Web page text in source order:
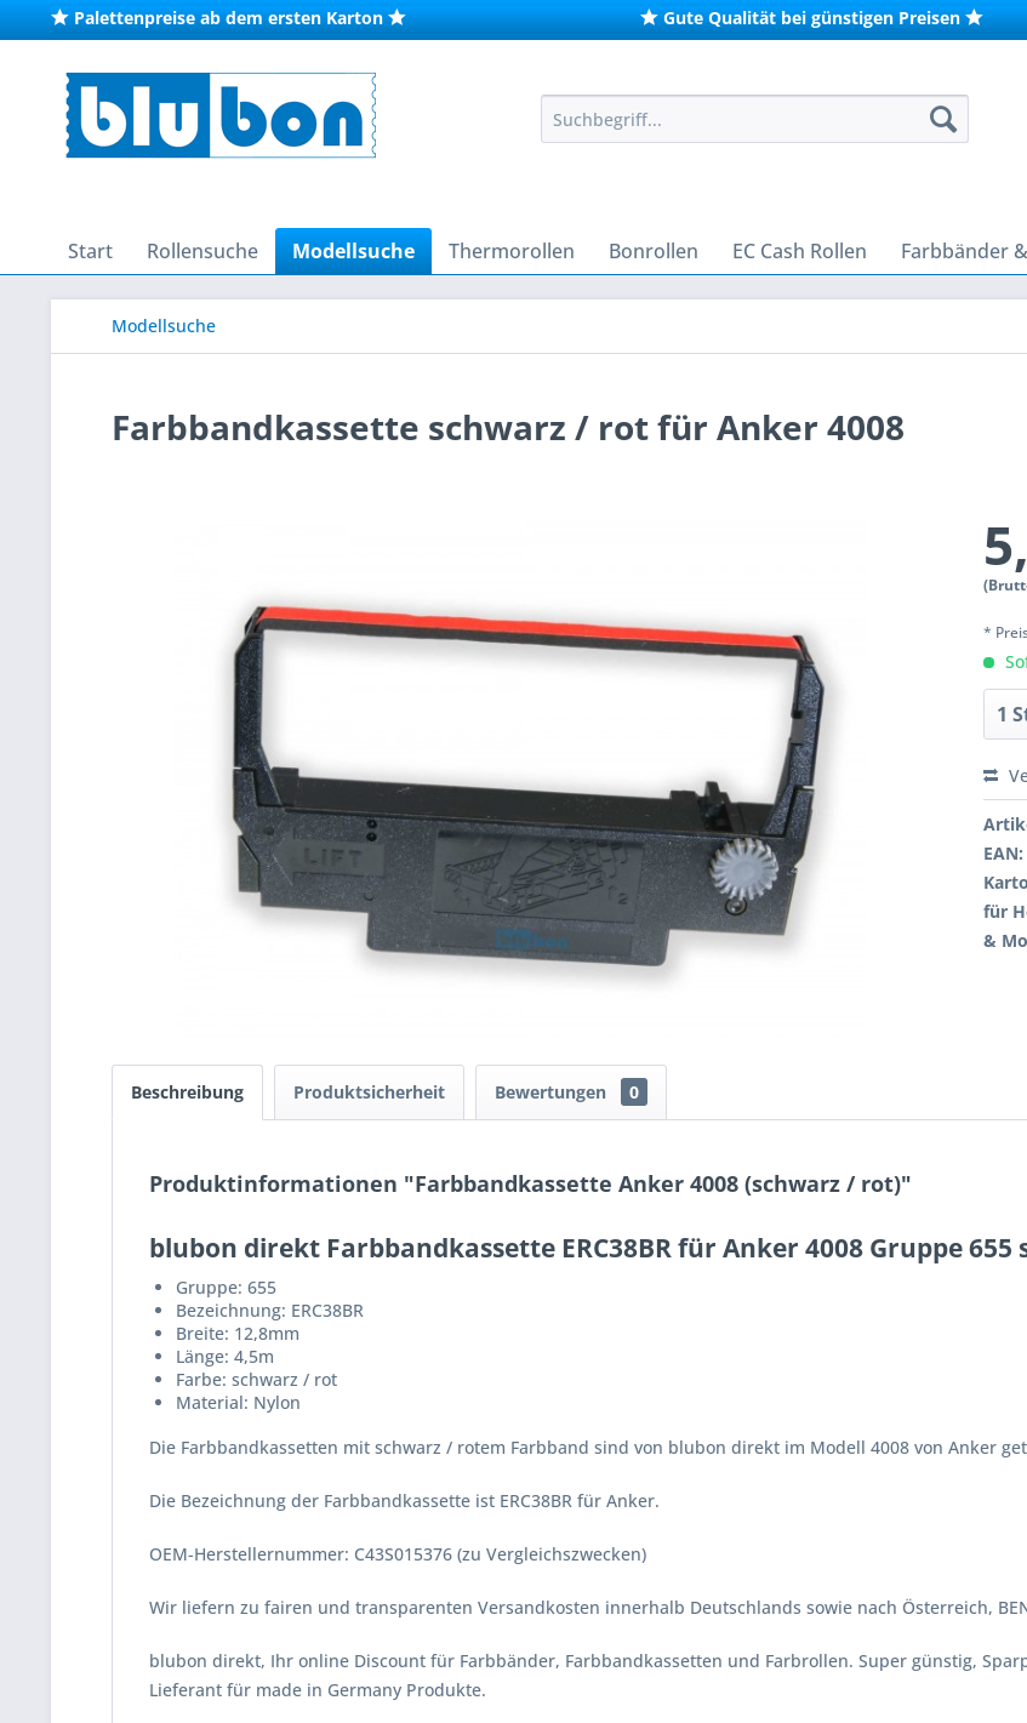
Palettenpreise ab dem ersten Karton Gute Qualität bei günstigen Preisen
Start Rollensuche Modellsuche Thermorollen Bonrollen EC Cash Rollen Farbbänder
Modellsuche
Farbbandkassette schwarz / rot für Anker 4008
*
EAN:
für
&
Beschreibung Produktsicherheit Bewertungen 0
Produktinformationen "Farbbandkassette Anker 4008 (schwarz / rot)"
blubon direkt Farbbandkassette ERC38BR für Anker 4008 Gruppe
Gruppe: 655
Bezeichnung: ERC38BR
Breite: 12,8mm
Länge: 4,5m
Farbe: schwarz / rot
Material: Nylon
Die Farbbandkassetten mit schwarz / rotem Farbband sind von blubon direkt im Modell 4008 von Anker
Die Bezeichnung der Farbbandkassette ist ERC38BR für Anker.
OEM-Herstellernummer: C43S015376 (zu Vergleichszwecken)
Wir liefern zu fairen und transparenten Versandkosten innerhalb Deutschlands sowie nach Österreich,
blubon direkt, Ihr online Discount für Farbbänder, Farbbandkassetten und Farbrollen. Super günstig,
Lieferant für made in Germany Produkte.